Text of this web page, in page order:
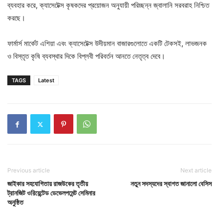
ব্যবহার করে, ক্যাসেটেক্স কৃষকদের প্রয়োজন অনুযায়ী পরিচ্ছন্ন জ্বালানি সরবরাহ নিশ্চিত
করছে।
ফার্মার্স মার্কেট এশিয়া এবং ক্যাসেটেক্স উদীয়মান বাজারগুলোতে একটি টেকসই, লাভজনক
ও বিস্তৃত কৃষি ব্যবস্থার দিকে বিপ্লবী পরিবর্তন আনতে নেতৃত্ব দেবে।
TAGS Latest
Previous article
জাইকার সহযোগিতায় রাজউকের তৃতীয়
ট্রানজিট ওরিয়েন্টেড ডেভেলপমেন্ট সেমিনার
অনুষ্ঠিত
Next article
নতুন সদস্যদের স্বাগত জানালো বেসিস